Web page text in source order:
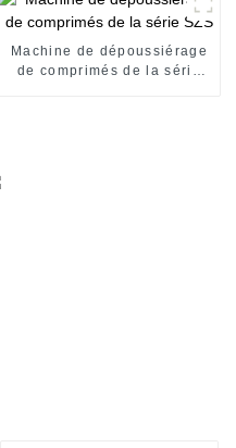
Machine de dépoussiérage
de comprimés de la série